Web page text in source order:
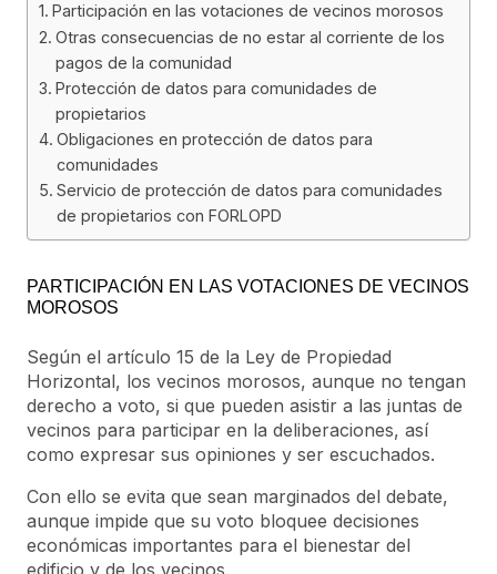
Participación en las votaciones de vecinos morosos
Otras consecuencias de no estar al corriente de los
pagos de la comunidad
Protección de datos para comunidades de
propietarios
Obligaciones en protección de datos para
comunidades
Servicio de protección de datos para comunidades
de propietarios con FORLOPD
PARTICIPACIÓN EN LAS VOTACIONES DE VECINOS
MOROSOS
Según el artículo 15 de la Ley de Propiedad
Horizontal, los vecinos morosos, aunque no tengan
derecho a voto, si que pueden asistir a las juntas de
vecinos para participar en la deliberaciones, así
como expresar sus opiniones y ser escuchados.
Con ello se evita que sean marginados del debate,
aunque impide que su voto bloquee decisiones
económicas importantes para el bienestar del